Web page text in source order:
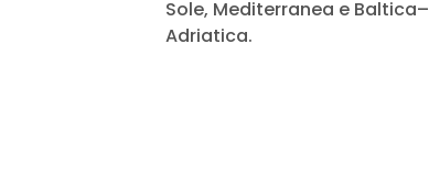
Sole, Mediterranea e Baltica–
Adriatica.